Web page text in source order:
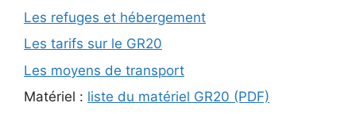
Les refuges et hébergement
Les tarifs sur le GR20
Les moyens de transport
Matériel : liste du matériel GR20 (PDF)